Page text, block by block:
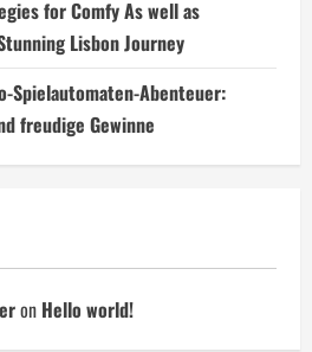
for Comfy As well as
Lisbon Journey
Spielautomaten-Abenteuer:
freudige Gewinne
on Hello world!